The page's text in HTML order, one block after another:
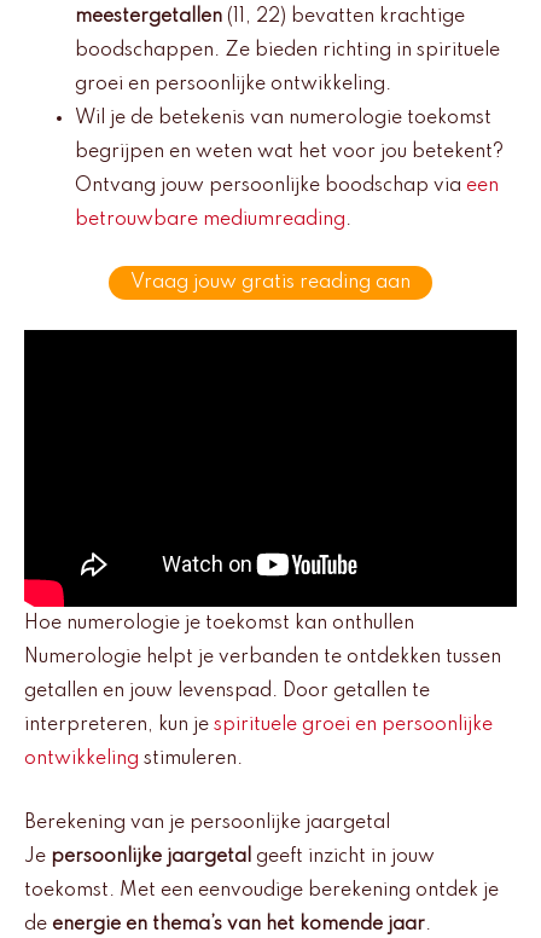
meestergetallen (11, 22) bevatten krachtige
boodschappen. Ze bieden richting in spirituele
groei en persoonlijke ontwikkeling.
Wil je de betekenis van numerologie toekomst
begrijpen en weten wat het voor jou betekent?
Ontvang jouw persoonlijke boodschap via een
betrouwbare mediumreading.
Vraag jouw gratis reading aan
Hoe numerologie je toekomst kan onthullen
Numerologie helpt je verbanden te ontdekken tussen
getallen en jouw levenspad. Door getallen te
interpreteren, kun je spirituele groei en persoonlijke
ontwikkeling stimuleren.
Berekening van je persoonlijke jaargetal
Je persoonlijke jaargetal geeft inzicht in jouw
toekomst. Met een eenvoudige berekening ontdek je
de energie en thema’s van het komende jaar.